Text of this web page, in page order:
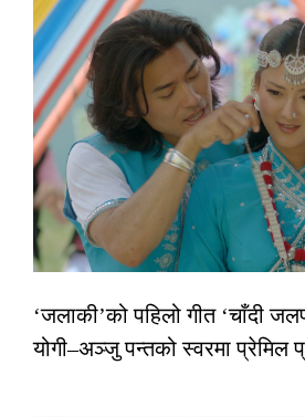
‘जलाकी’को पहिलो गीत ‘चाँदी
योगी–अञ्जु पन्तको स्वरमा प्रेमिल